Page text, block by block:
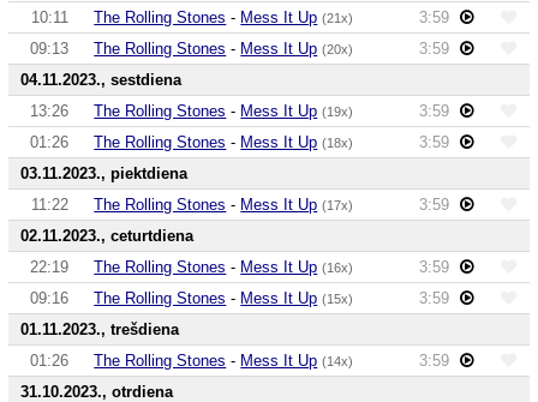
10:11
The Rolling Stones - Mess It Up (21x)
3:59
09:13
The Rolling Stones - Mess It Up (20x)
3:59
04.11.2023., sestdiena
13:26
The Rolling Stones - Mess It Up (19x)
3:59
01:26
The Rolling Stones - Mess It Up (18x)
3:59
03.11.2023., piektdiena
11:22
The Rolling Stones - Mess It Up (17x)
3:59
02.11.2023., ceturtdiena
22:19
The Rolling Stones - Mess It Up (16x)
3:59
09:16
The Rolling Stones - Mess It Up (15x)
3:59
01.11.2023., trešdiena
01:26
The Rolling Stones - Mess It Up (14x)
3:59
31.10.2023., otrdiena